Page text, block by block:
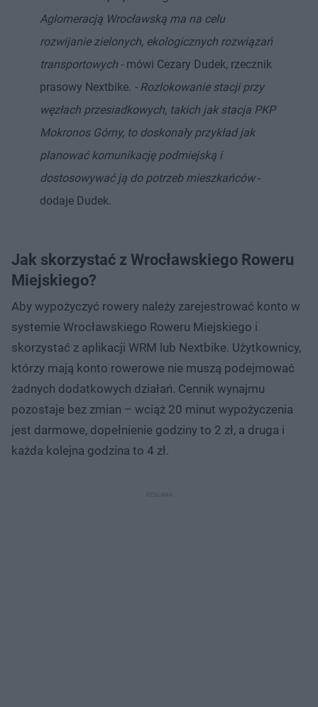
Aglomeracją Wrocławską ma na celu
rozwijanie zielonych, ekologicznych rozwiązań
transportowych - mówi Cezary Dudek, rzecznik
prasowy Nextbike. - Rozlokowanie stacji przy
węzłach przesiadkowych, takich jak stacja PKP
Mokronos Górny, to doskonały przykład jak
planować komunikację podmiejską i
dostosowywać ją do potrzeb mieszkańców-
dodaje Dudek.
Jak skorzystać z Wrocławskiego Roweru
Miejskiego?
Aby wypożyczyć rowery należy zarejestrować konto w
systemie Wrocławskiego Roweru Miejskiego i
skorzystać z aplikacji WRM lub Nextbike. Użytkownicy,
którzy mają konto rowerowe nie muszą podejmować
żadnych dodatkowych działań. Cennik wynajmu
pozostaje bez zmian – wciąż 20 minut wypożyczenia
jest darmowe, dopełnienie godziny to 2 zł, a druga i
każda kolejna godzina to 4 zł.